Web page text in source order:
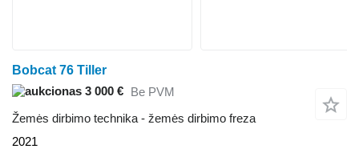
Bobcat 76 Tiller
3 000 € Be PVM
Žemės dirbimo technika - žemės dirbimo freza
2021